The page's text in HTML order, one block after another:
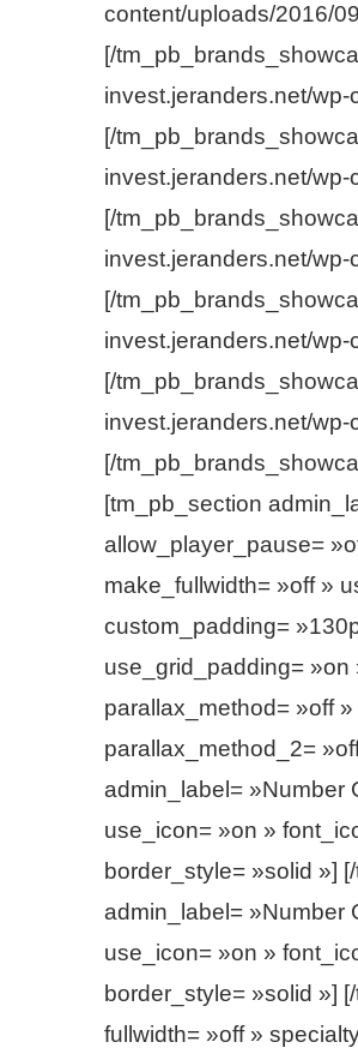
content/uploads/2016/
[/
invest.jeranders.net/
[/
invest.jeranders.net/
[/
invest.jeranders.net/
[/
invest.jeranders.net/
[/
invest.jeranders.net/
[/
[tm_pb_section
allow_player_pause=
make_fullwidth= »off »
custom_padding=
use_grid_padding= »on
parallax_method= »off
parallax_method_2=
admin_label= »Number
use_icon= »on »
border_style= »solid »]
admin_label= »Number
use_icon= »on »
border_style= »solid »]
fullwidth= »off »